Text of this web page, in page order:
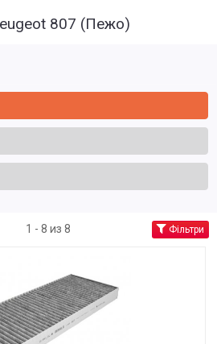
807 (Пежо)
1 - 8 из 8 Фільтри